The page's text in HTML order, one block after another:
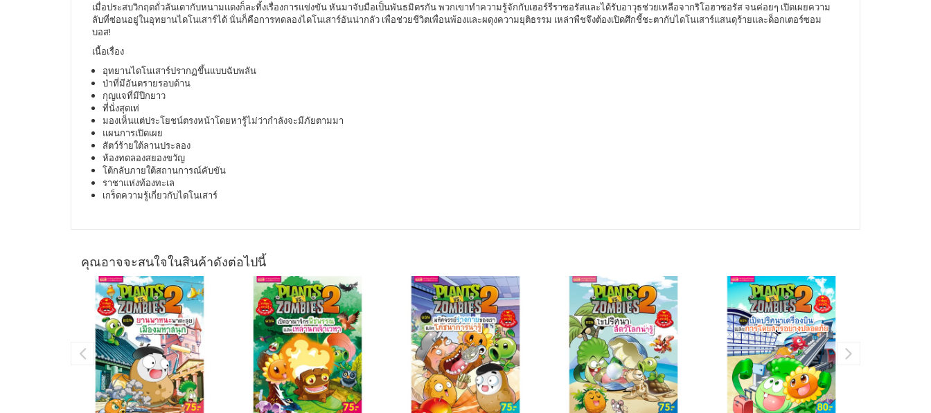
เมื่อประสบวิกฤตถั่วลันเตากับหนามแดงก็ละทิ้งเรื่องการแข่งขัน หันมาจับมือเป็นพันธมิตรกัน พวกเขาทำความรู้จักกับเฮอร์รีราซอรัสและได้รับอาวุธช่วยเหลือจากริโอฮาซอรัส จนค่อยๆ เปิดเผยความ
ลับที่ซ่อนอยู่ในอุทยานไดโนเสาร์ได้ นั่นก็คือการทดลองไดโนเสาร์อันน่ากลัว เพื่อช่วยชีวิตเพื่อนพ้องและผดุงความยุติธรรม เหล่าพืชจึงต้องเปิดศึกชี้ชะตากับไดโนเสาร์แสนดุร้ายและด็อกเตอร์ซอม
บอส!
เนื้อเรื่อง
อุทยานไดโนเสาร์ปรากฏขึ้นแบบฉับพลัน
ป่าที่มีอันตรายรอบด้าน
กุญแจที่มีปีกยาว
ที่นั่งสุดเท่
มองเห็นแต่ประโยชน์ตรงหน้าโดยหารู้ไม่ว่ากำลังจะมีภัยตามมา
แผนการเปิดเผย
สัตว์ร้ายใต้ลานประลอง
ห้องทดลองสยองขวัญ
โต้กลับภายใต้สถานการณ์คับขัน
ราชาแห่งท้องทะเล
เกร็ดความรู้เกี่ยวกับไดโนเสาร์
คุณอาจจะสนใจในสินค้าดังต่อไปนี้